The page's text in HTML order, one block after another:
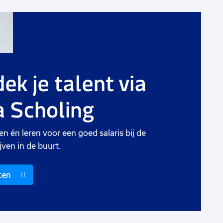
Logistiek medewerker
32 tot 40 uur
Uitzicht op vast
Zwaagdijk-Oost
€ 2700
je talent via
Scholing
én leren voor een goed salaris bij de
in de buurt.